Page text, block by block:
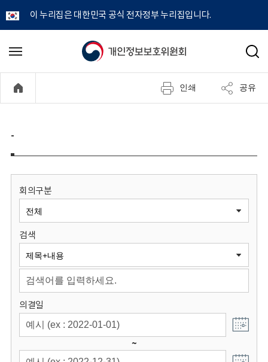
이 누리집은 대한민국 공식 전자정부 누리집입니다.
개
정
보
원
회
메
기
검
인쇄 공유
-
회의구분
검색
의결일
~